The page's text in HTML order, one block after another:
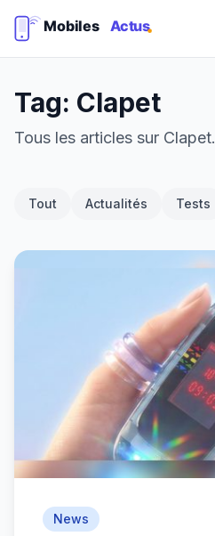
Tag: Clapet
Tous les articles sur Clapet.
Tout Actualités Tests
News